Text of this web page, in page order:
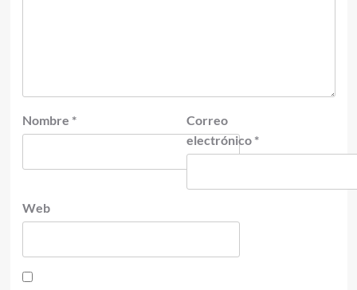
Nombre *
Correo
electrónico *
Web